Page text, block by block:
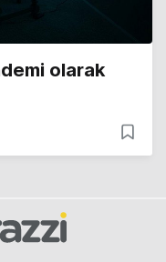
olarak